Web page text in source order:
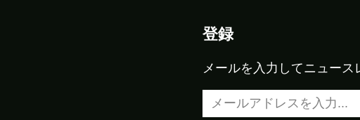
登録
メールを入力してニュース
メールアドレスを入力…